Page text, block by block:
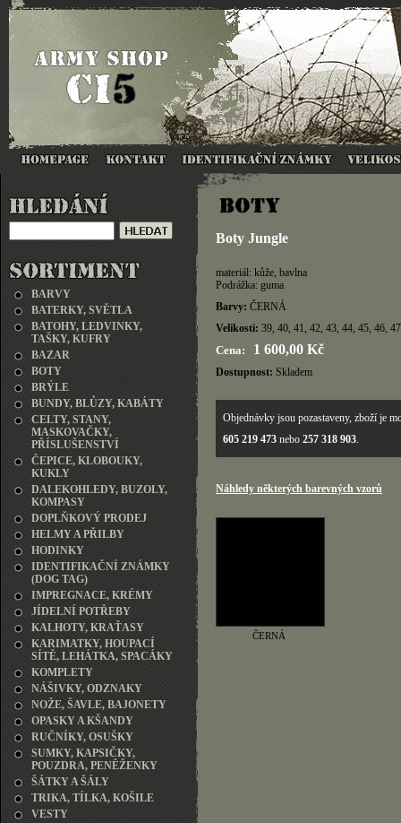
BARVY
BATERKY, SVĚTLA
BATOHY, LEDVINKY,
TAŠKY, KUFRY
BAZAR
BOTY
BRÝLE
BUNDY, BLŮZY, KABÁTY
CELTY, STANY,
MASKOVAČKY,
PŘÍSLUŠENSTVÍ
ČEPICE, KLOBOUKY,
KUKLY
DALEKOHLEDY, BUZOLY,
KOMPASY
DOPLŇKOVÝ PRODEJ
HELMY A PŘILBY
HODINKY
IDENTIFIKAČNÍ ZNÁMKY
(DOG TAG)
IMPREGNACE, KRÉMY
JÍDELNÍ POTŘEBY
KALHOTY, KRAŤASY
KARIMATKY, HOUPACÍ
SÍTĚ, LEHÁTKA, SPACÁKY
KOMPLETY
NÁŠIVKY, ODZNAKY
NOŽE, ŠAVLE, BAJONETY
OPASKY A KŠANDY
RUČNÍKY, OSUŠKY
SUMKY, KAPSIČKY,
POUZDRA, PENĚŽENKY
ŠÁTKY A ŠÁLY
TRIKA, TÍLKA, KOŠILE
VESTY
Boty Jungle
materiál: kůže, bavlna
Podrážka: guma
Barvy: ČERNÁ
Velikosti: 39, 40, 41, 42, 43, 44, 45, 46, 47
Cena: 1 600,00 Kč
Dostupnost: Skladem
Objednávky jsou pozastaveny, zboží je
605 219 473 nebo 257 318 903.
Náhledy některých barevných vzorů
ČERNÁ